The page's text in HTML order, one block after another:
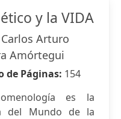
y la VIDA
Carlos Arturo
Amórtegui
de Páginas: 154
es la
del Mundo de la